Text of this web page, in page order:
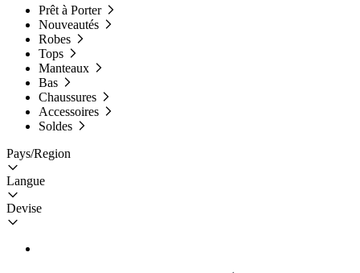
Prêt à Porter
Nouveautés
Robes
Tops
Manteaux
Bas
Chaussures
Accessoires
Soldes
Pays/Region
Langue
Devise